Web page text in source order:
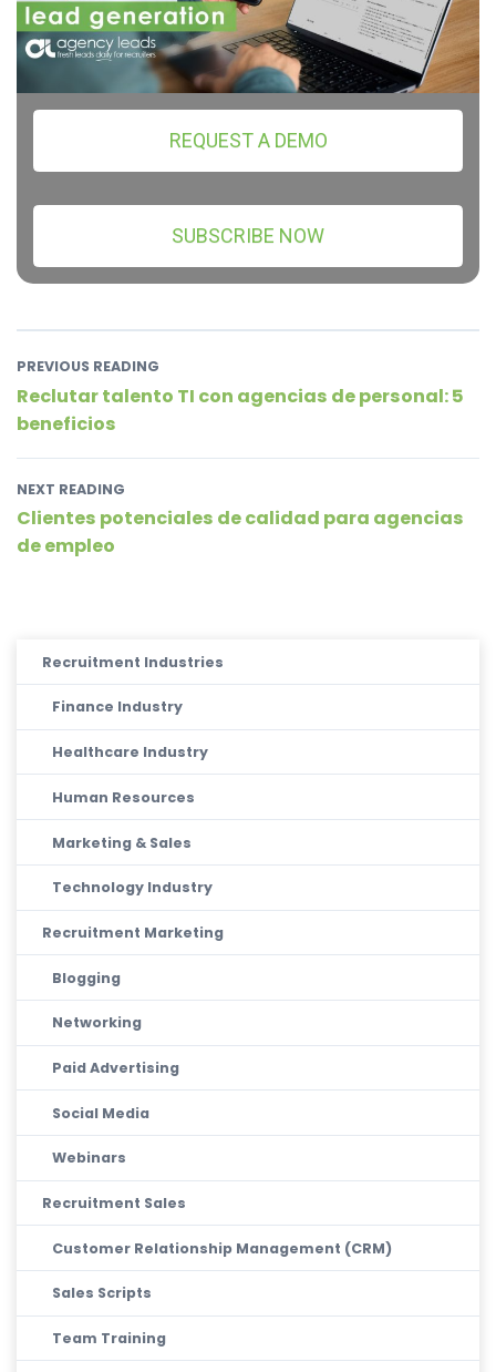
REQUEST A DEMO
SUBSCRIBE NOW
PREVIOUS READING
Reclutar talento TI con agencias de personal: 5
beneficios
NEXT READING
Clientes potenciales de calidad para agencias
de empleo
Recruitment Industries
Finance Industry
Healthcare Industry
Human Resources
Marketing & Sales
Technology Industry
Recruitment Marketing
Blogging
Networking
Paid Advertising
Social Media
Webinars
Recruitment Sales
Customer Relationship Management (CRM)
Sales Scripts
Team Training